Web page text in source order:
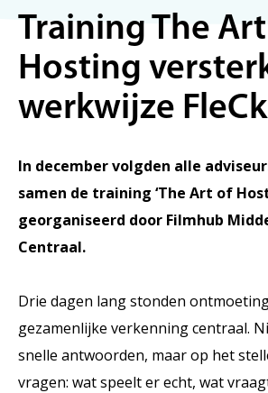
Training The
Hosting
werkwijze FleCk
In december volgden alle
samen de training ‘The Art of
georganiseerd door Filmhub
Centraal.
Drie dagen lang stonden
gezamenlijke verkenning centraal.
snelle antwoorden, maar op het
vragen: wat speelt er echt, wat